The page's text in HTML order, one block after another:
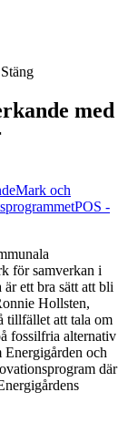
Stäng
med
Mark och
POS -
för samverkan i
ett bra sätt att bli
Hollsten,
tillfället att tala om
fossilfria alternativ
och
där